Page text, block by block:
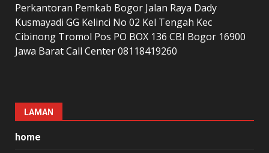
Perkantoran Pemkab Bogor Jalan Raya Dady
Kusmayadi GG Kelinci No 02 Kel Tengah Kec
Cibinong Tromol Pos PO BOX 136 CBI Bogor 16900
Jawa Barat Call Center 08118419260
LAMAN
home